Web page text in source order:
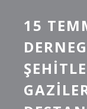
15